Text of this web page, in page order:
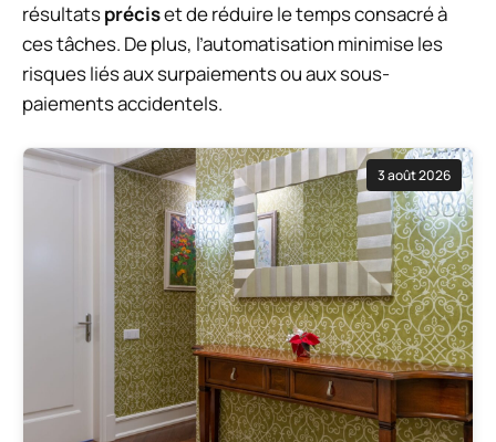
résultatspréciset de réduire le temps consacré à
ces tâches. De plus, l’automatisation minimise les
risques liés aux surpaiements ou aux sous-
paiements accidentels.
3 août 2026